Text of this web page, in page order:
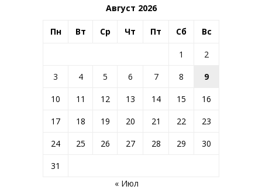
Август 2026
Пн Вт Ср Чт Пт Сб Вс
1
2
3
4 5 6 7 8
9
10
11 12 13 14 15
16
17
18 19 20 21 22
23
24
25 26 27 28 29
30
31
« Июл